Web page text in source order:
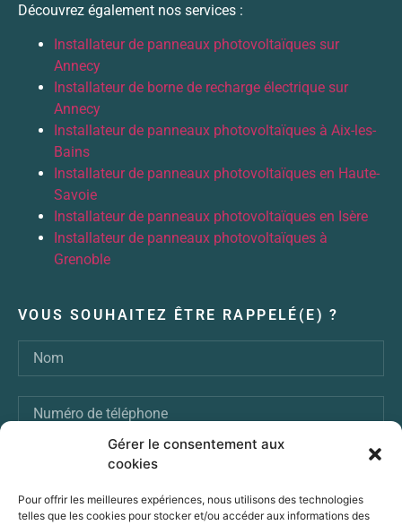
Gérer le consentement aux
cookies
Pour offrir les meilleures expériences, nous utilisons des technologies
telles que les cookies pour stocker et/ou accéder aux informations des
Découvrez également nos services :
Installateur de panneaux photovoltaïques sur
Annecy
Installateur de borne de recharge électrique sur
Annecy
Installateur de panneaux photovoltaïques à Aix-les-
Bains
Installateur de panneaux photovoltaïques en Haute-
Savoie
Installateur de panneaux photovoltaïques en Isère
Installateur de panneaux photovoltaïques à
Grenoble
VOUS SOUHAITEZ ÊTRE RAPPELÉ(E) ?